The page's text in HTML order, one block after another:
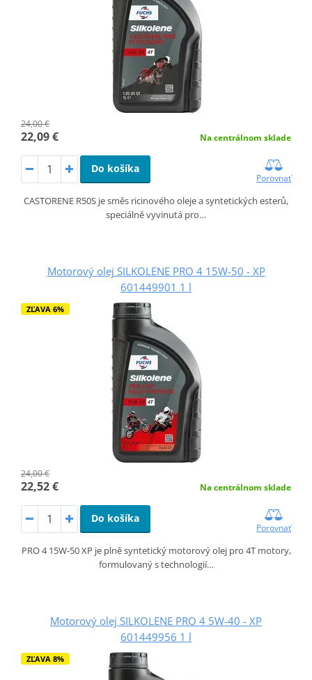
24,00 €
22,09 € Na centrálnom sklade
Do košíka
Porovnať
CASTORENE R50S je směs ricinového oleje a syntetických esterů,
speciálně vyvinutá pro…
Motorový olej SILKOLENE PRO 4 15W-50 - XP
601449901 1 l
ZĽAVA 6%
24,00 €
22,52 € Na centrálnom sklade
Do košíka
Porovnať
PRO 4 15W-50 XP je plně syntetický motorový olej pro 4T motory,
formulovaný s technologií…
Motorový olej SILKOLENE PRO 4 5W-40 - XP
601449956 1 l
ZĽAVA 8%